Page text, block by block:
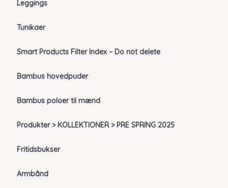
Leggings
Tunikaer
Smart Products Filter Index – Do not delete
Bambus hovedpuder
Bambus poloer til mænd
Produkter > KOLLEKTIONER > PRE SPRING 2025
Fritidsbukser
Armbånd